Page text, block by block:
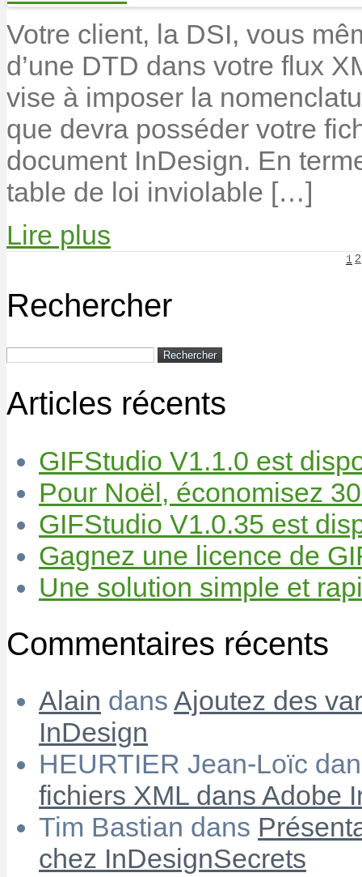
Votre client, la DSI, vous
d’une DTD dans votre flux
vise à imposer la
que devra posséder votre
document InDesign. En
table de loi inviolable […]
Lire plus
1 2
Rechercher
Articles récents
GIFStudio V1.1.0 est
Pour Noël, économisez
GIFStudio V1.0.35 est
Gagnez une licence de
Une solution simple et
Commentaires récents
Alain dans Ajoutez des
InDesign
HEURTIER Jean-Loïc
fichiers XML dans Adobe
Tim Bastian dans
chez InDesignSecrets